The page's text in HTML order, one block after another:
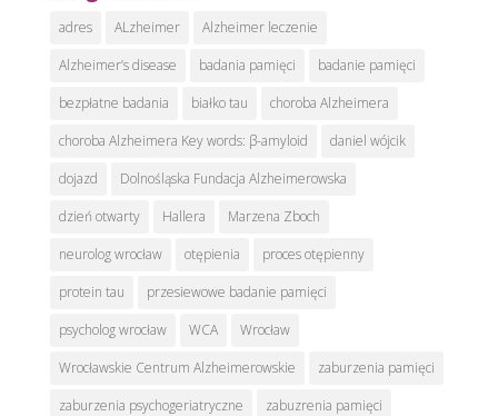
adres ALzheimer
Alzheimer leczenie
Alzheimer’s disease
badania pamięci
badanie pamięci
bezpłatne badania
białko tau
choroba Alzheimera
choroba Alzheimera Key words: β-amyloid
daniel wójcik
dojazd
Dolnośląska Fundacja Alzheimerowska
dzień otwarty
Hallera
Marzena Zboch
neurolog wrocław
otępienia
proces otępienny
protein tau
przesiewowe badanie pamięci
psycholog wrocław
WCA
Wrocław
Wrocławskie Centrum Alzheimerowskie
zaburzenia pamięci
zaburzenia psychogeriatryczne
zabuzrenia pamięci